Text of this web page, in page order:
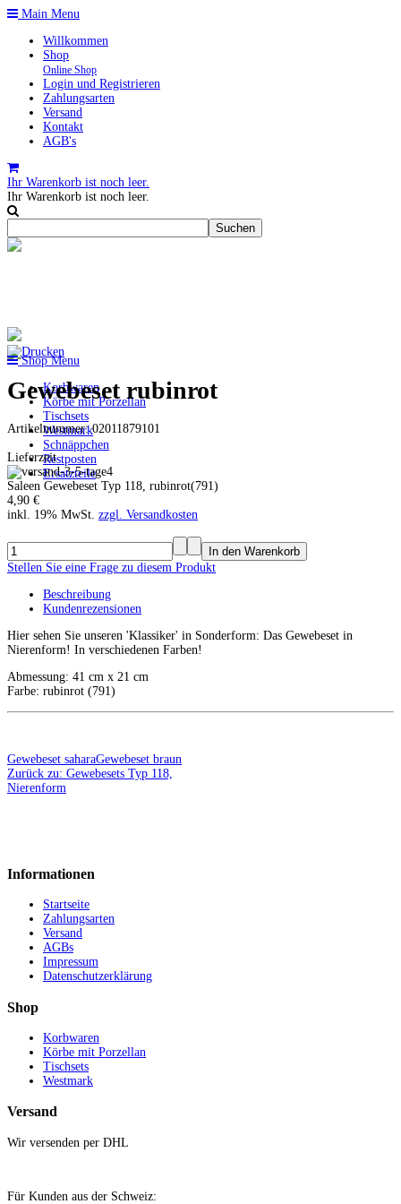
Main Menu
Willkommen
Shop
Online Shop
Login und Registrieren
Zahlungsarten
Versand
Kontakt
AGB's
Ihr Warenkorb ist noch leer.
Ihr Warenkorb ist noch leer.
Shop Menu
Korbwaren
Körbe mit Porzellan
Tischsets
Westmark
Schnäppchen
Restposten
Ersatzteile
Gewebeset rubinrot
Artikelnummer: 02011879101
Lieferzeit
Saleen Gewebeset Typ 118, rubinrot(791)
4,90 €
inkl. 19% MwSt. zzgl. Versandkosten
Stellen Sie eine Frage zu diesem Produkt
Beschreibung
Kundenrezensionen
Hier sehen Sie unseren 'Klassiker' in Sonderform: Das Gewebeset in
Nierenform! In verschiedenen Farben!
Abmessung: 41 cm x 21 cm
Farbe: rubinrot (791)
Gewebeset saharaGewebeset braun
Zurück zu: Gewebesets Typ 118,
Nierenform
Informationen
Startseite
Zahlungsarten
Versand
AGBs
Impressum
Datenschutzerklärung
Shop
Korbwaren
Körbe mit Porzellan
Tischsets
Westmark
Versand
Wir versenden per DHL
Für Kunden aus der Schweiz: